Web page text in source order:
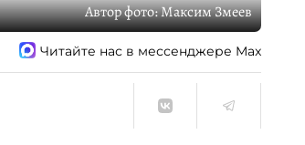
Автор фото:Максим Змеев
Читайте нас в мессенджере Max